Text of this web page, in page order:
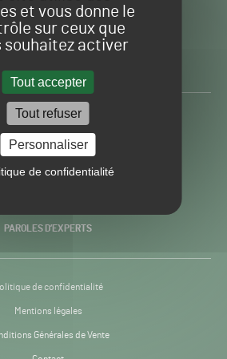
et vous donne le
sur ceux que
souhaitez activer
Tout accepter
Tout refuser
Personnaliser
de confidentialité
Gazon
Sport
H24
-
l’info autour du
PRATIQUES
PAROLES D’EXPERTS
de confidentialité
Mentions légales
Générales de Vente